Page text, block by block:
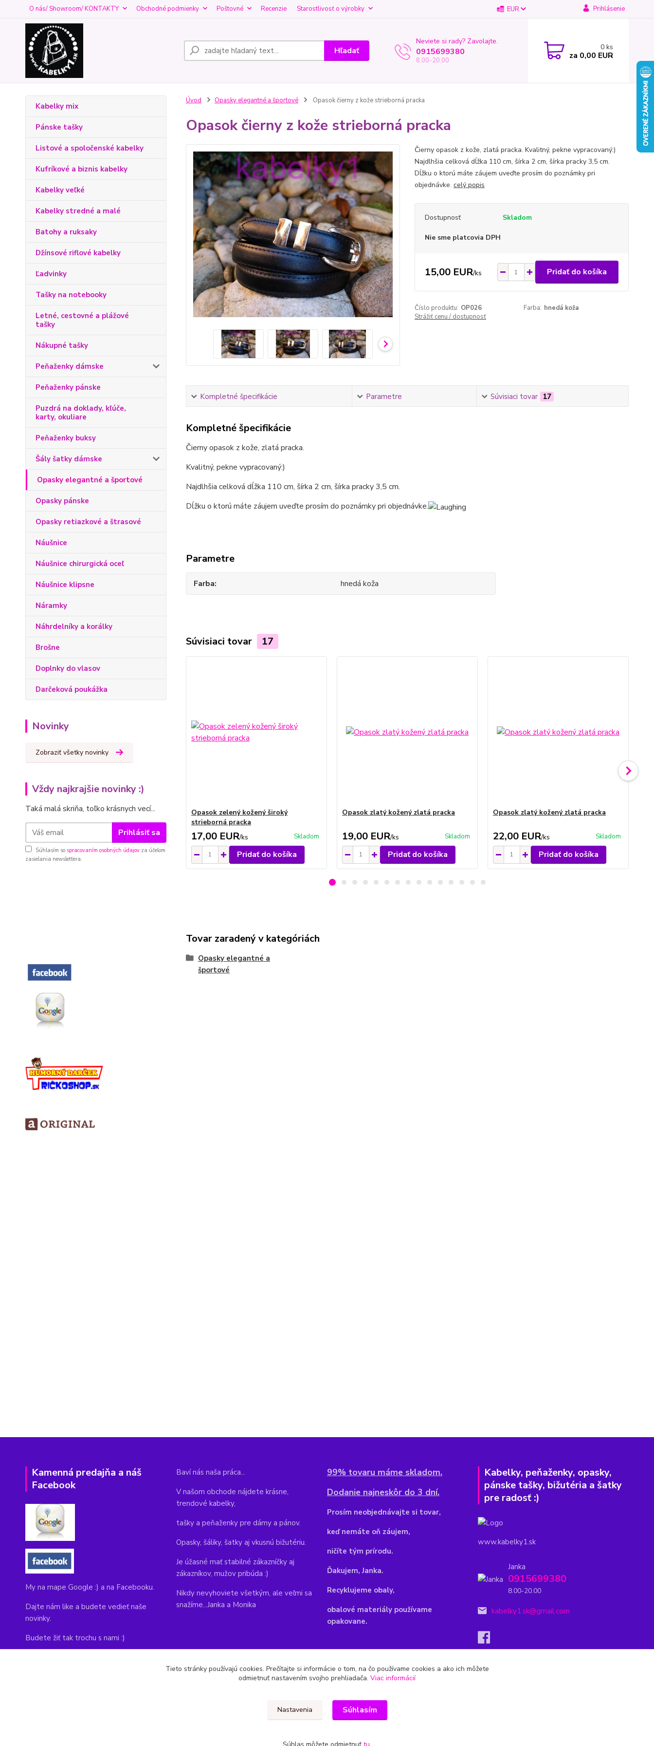
O nás/ Showroom/ KONTAKTY Obchodné podmienky Poštovné Recenzie Starostlivosť o výrobky EUR Prihlásenie
Hľadať
Neviete si rady? Zavolajte.
0915699380
8.00-20.00
0 ks
za 0,00 EUR
Kabelky mix
Pánske tašky
Listové a spoločenské kabelky
Kufríkové a biznis kabelky
Kabelky veľké
Kabelky stredné a malé
Batohy a ruksaky
Džínsové riflové kabelky
Ľadvinky
Tašky na notebooky
Letné, cestovné a plážové
tašky
Nákupné tašky
Peňaženky dámske
Peňaženky pánske
Puzdrá na doklady, kľúče,
karty, okuliare
Peňaženky buksy
Šály šatky dámske
Opasky elegantné a športové
Opasky pánske
Opasky retiazkové a štrasové
Náušnice
Náušnice chirurgická oceľ
Náušnice klipsne
Náramky
Náhrdelníky a korálky
Brošne
Doplnky do vlasov
Darčeková poukážka
Novinky
Zobraziť všetky novinky
Vždy najkrajšie novinky :)
Taká malá skriňa, toľko krásnych vecí...
Prihlásiť sa
Súhlasím so spracovaním osobných údajov za účelom
zasielania newslettera.
Úvod Opasky elegantné a športové Opasok čierny z kože strieborná pracka
Opasok čierny z kože strieborná pracka
Čierny opasok z kože, zlatá pracka. Kvalitný, pekne vypracovaný:)
Najdlhšia celková dĺžka 110 cm, šírka 2 cm, šírka pracky 3,5 cm.
Dĺžku o ktorú máte záujem uveďte prosím do poznámky pri
objednávke. celý popis
Dostupnosť Skladom
Nie sme platcovia DPH
15,00 EUR/ks Pridať do košíka
Číslo produktu: OP026 Farba: hnedá koža
Strážiť cenu / dostupnosť
Kompletné špecifikácie Parametre Súvisiaci tovar 17
Kompletné špecifikácie
Čierny opasok z kože, zlatá pracka.
Kvalitný, pekne vypracovaný:)
Najdlhšia celková dĺžka 110 cm, šírka 2 cm, šírka pracky 3,5 cm.
Dĺžku o ktorú máte záujem uveďte prosím do poznámky pri objednávke.
Parametre
Farba hnedá koža
Súvisiaci tovar 17
Opasok zelený kožený široký
strieborná pracka
17,00 EUR/ks Skladom
Pridať do košíka
Opasok zlatý kožený zlatá pracka
19,00 EUR/ks Skladom
Pridať do košíka
Opasok zlatý kožený zlatá pracka
22,00 EUR/ks Skladom
Pridať do košíka
Tovar zaradený v kategóriách
Opasky elegantné a
športové
Kamenná predajňa a náš
Facebook
My na mape Google :) a na Facebooku.
Dajte nám like a budete vedieť naše
novinky.
Budete žiť tak trochu s nami :)
Baví nás naša práca...
V našom obchode nájdete krásne,
trendové kabelky,
tašky a peňaženky pre dámy a pánov.
Opasky, šáliky, šatky aj vkusnú bižutériu.
Je úžasné mať stabilné zákazníčky aj
zákazníkov, mužov pribúda :)
Nikdy nevyhoviete všetkým, ale veľmi sa
snažíme...Janka a Monika
99% tovaru máme skladom.
Dodanie najneskôr do 3 dní.
Prosím neobjednávajte si tovar,
keď nemáte oň záujem,
ničíte tým prírodu.
Ďakujem, Janka.
Recyklujeme obaly,
obalové materiály používame
opakovane.
Kabelky, peňaženky, opasky,
pánske tašky, bižutéria a šatky
pre radosť :)
www.kabelky1.sk
Janka
0915699380
8.00-20.00
kabelky1.sk@gmail.com
Tieto stránky používajú cookies. Prečítajte si informácie o tom, na čo používame cookies a ako ich môžete
odmietnuť nastavením svojho prehliadača. Viac informácií
Nastavenia Súhlasím